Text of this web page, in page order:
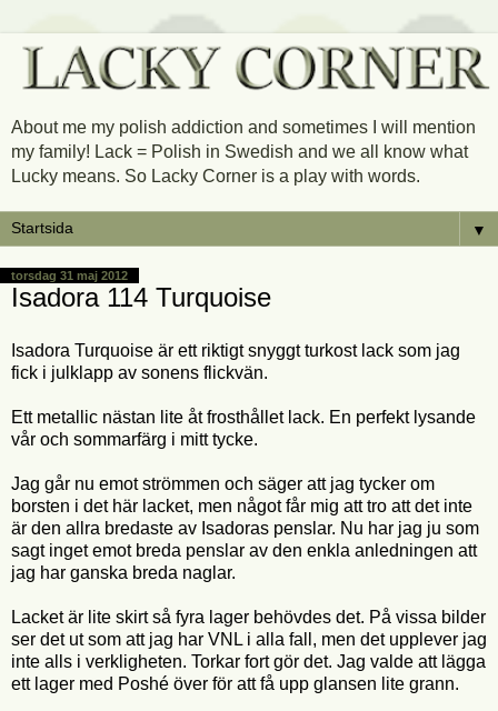
About me my polish addiction and sometimes I will mention
my family! Lack = Polish in Swedish and we all know what
Lucky means. So Lacky Corner is a play with words.
▼
torsdag 31 maj 2012
Isadora 114 Turquoise
Isadora Turquoise är ett riktigt snyggt turkost lack som jag
fick i julklapp av sonens flickvän.
Ett metallic nästan lite åt frosthållet lack. En perfekt lysande
vår och sommarfärg i mitt tycke.
Jag går nu emot strömmen och säger att jag tycker om
borsten i det här lacket, men något får mig att tro att det inte
är den allra bredaste av Isadoras penslar. Nu har jag ju som
sagt inget emot breda penslar av den enkla anledningen att
jag har ganska breda naglar.
Lacket är lite skirt så fyra lager behövdes det. På vissa bilder
ser det ut som att jag har VNL i alla fall, men det upplever jag
inte alls i verkligheten. Torkar fort gör det. Jag valde att lägga
ett lager med Poshé över för att få upp glansen lite grann.